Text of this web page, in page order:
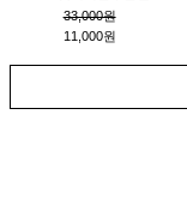
33,000원
11,000원